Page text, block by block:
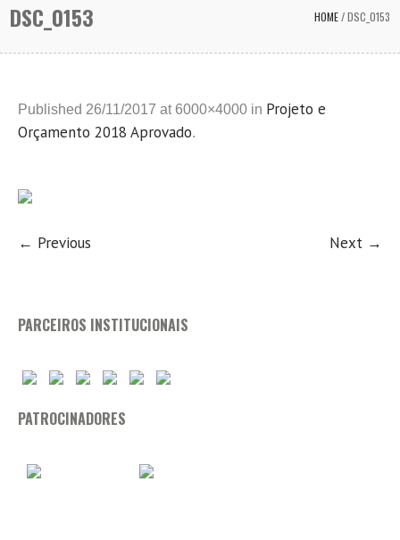
DSC_0153 HOME/DSC_0153
Published 26/11/2017 at 6000×4000 in Projeto e
Orçamento 2018 Aprovado.
← Previous Next →
PARCEIROS INSTITUCIONAIS
PATROCINADORES